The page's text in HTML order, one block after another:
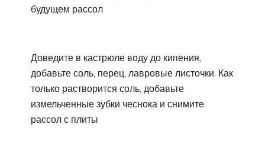
будущем рассол
Доведите в кастрюле воду до кипения,
добавьте соль, перец, лавровые листочки. Как
только растворится соль, добавьте
измельченные зубки чеснока и снимите
рассол с плиты